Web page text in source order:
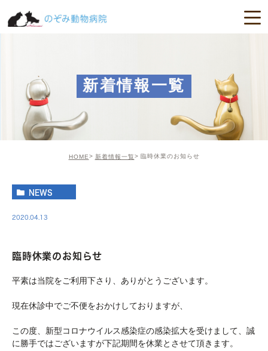
新着情報一覧
HOME 新着情報一覧 臨時休業のお知らせ
NEWS
2020.04.13
臨時休業のお知らせ
平素は当院をご利用下さり、ありがとうございます。
現在休診中でご不便をおかけしておりますが、
この度、新型コロナウイルス感染症の感染拡大を受けまして、誠
に勝手ではございますが下記期間を休業とさせて頂きます。